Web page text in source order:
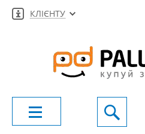
КЛІЄНТУ